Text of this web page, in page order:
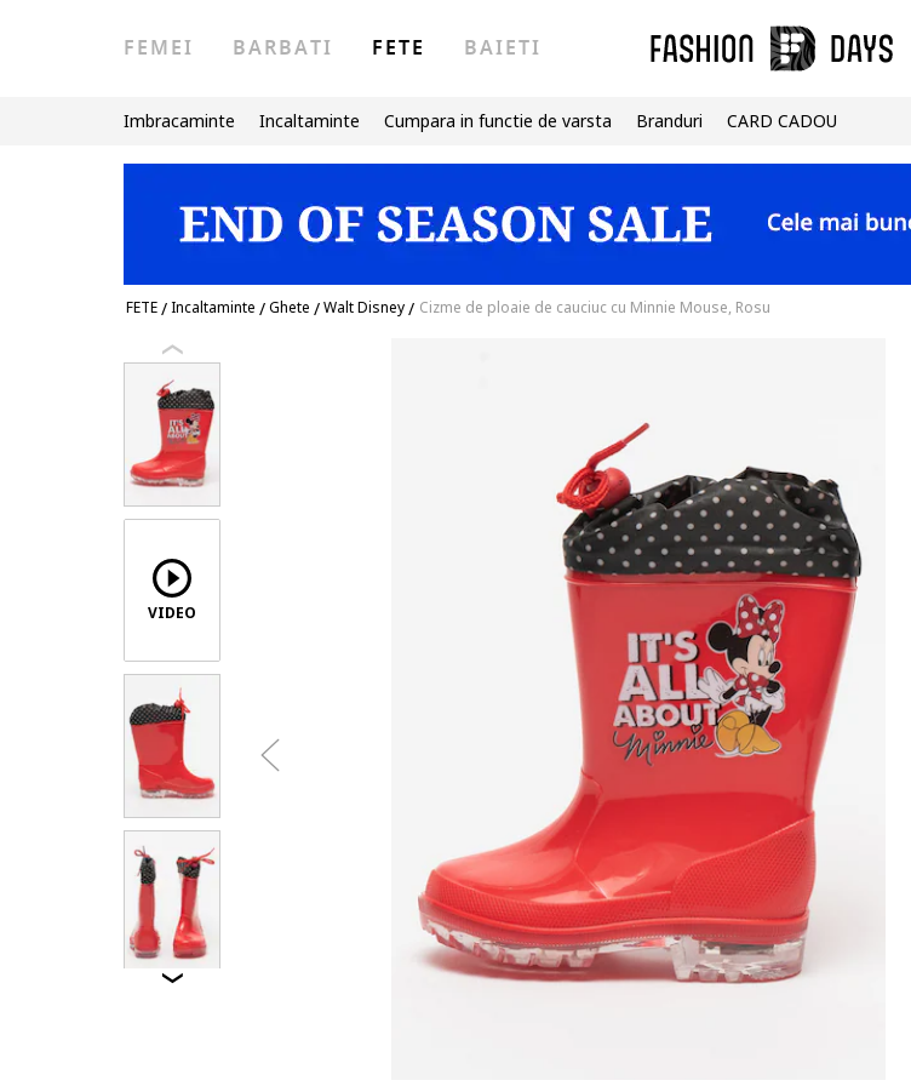
FEMEI BARBATI FETE BAIETI
Imbracaminte Incaltaminte Cumpara in functie de varsta Branduri CARD CADOU
FETE/Incaltaminte /Ghete /Walt Disney/ Cizme de ploaie de cauciuc cu Minnie Mouse, Rosu
VIDEO